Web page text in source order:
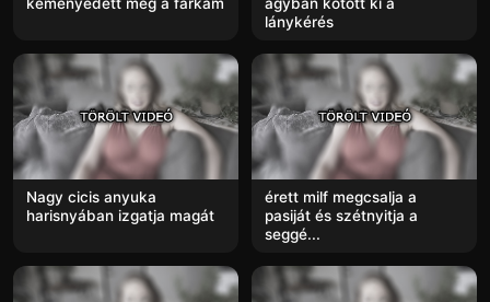
lánykérés
Nagy cicis anyuka
harisnyában izgatja magát
érett milf megcsalja a
pasiját és szétnyitja a
seggé...